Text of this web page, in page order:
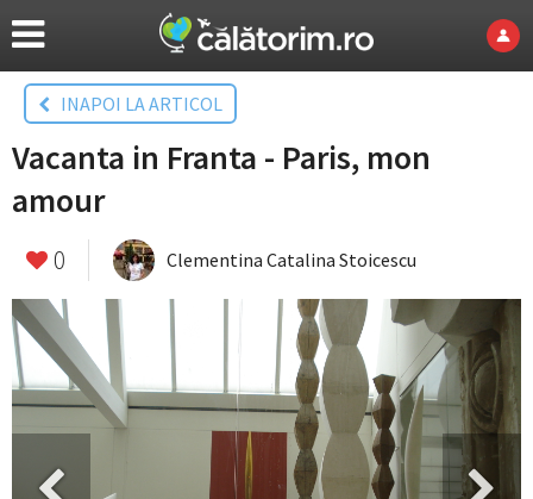
INAPOI LA ARTICOL
Vacanta in Franta - Paris, mon
amour
0 Clementina Catalina Stoicescu